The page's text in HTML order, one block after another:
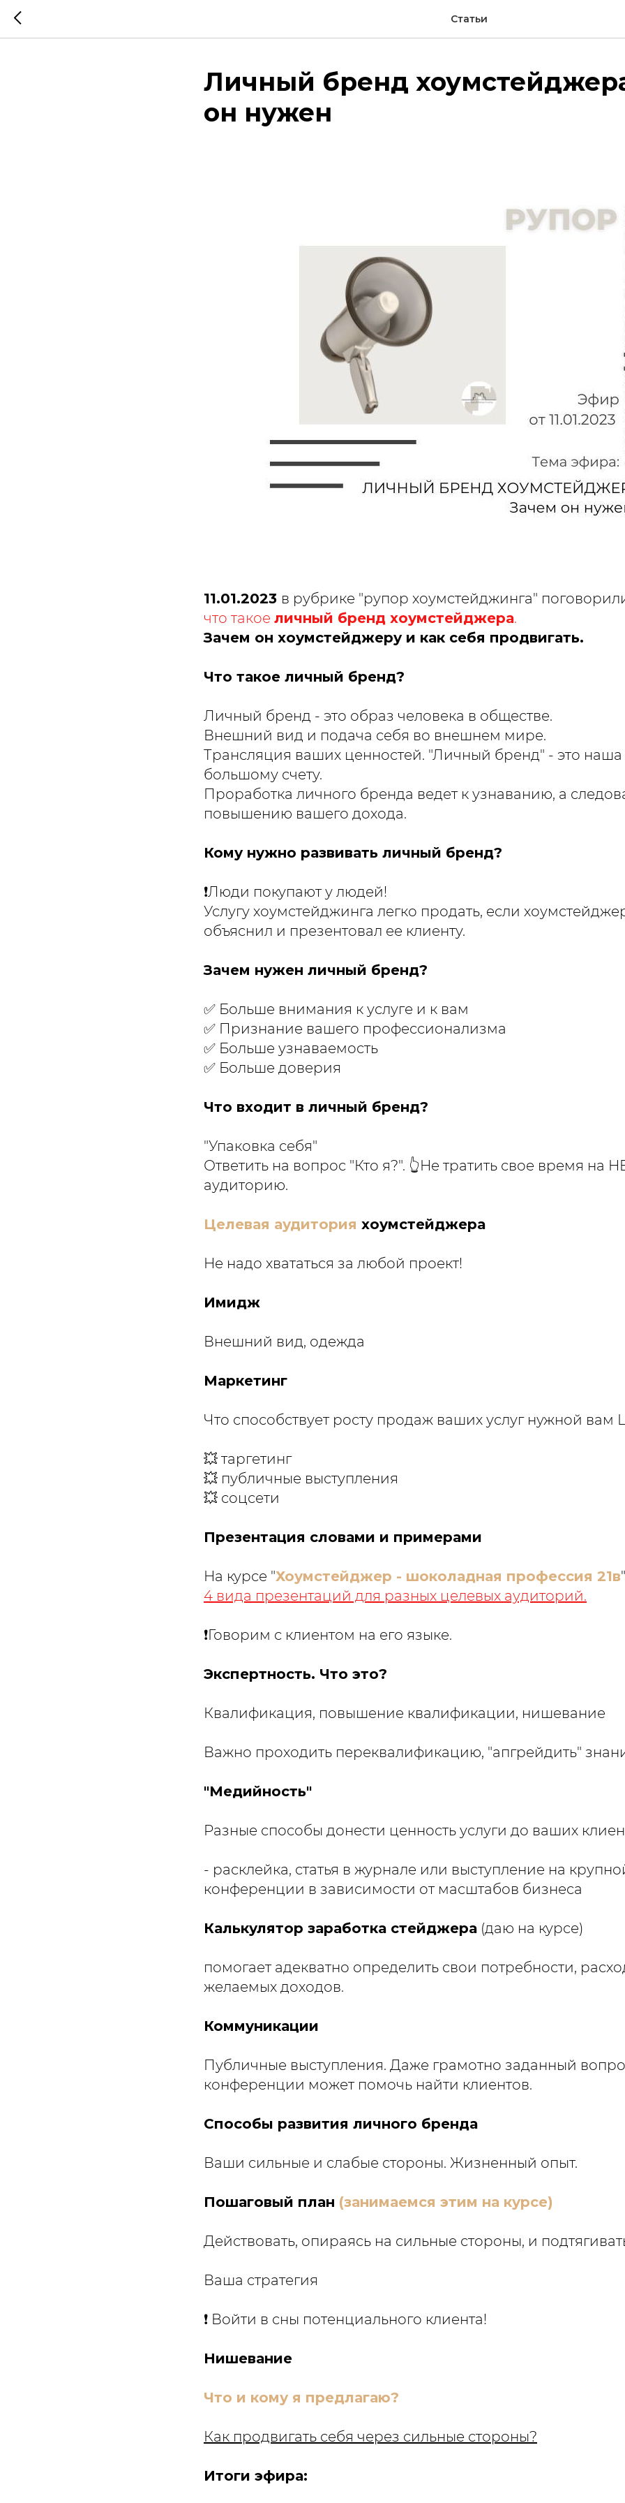
Статьи
Личный бренд
он нужен
11.01.2023 в рубрике "рупор хоумстейджинга"
что такое личный бренд хоумстейджера.
Зачем он хоумстейджеру и как себя продвигать.
Что такое личный бренд?
Личный бренд - это образ человека в обществе.
Внешний вид и подача себя во внешнем мире.
Трансляция ваших ценностей. "Личный бренд" - это наша
большому счету.
Проработка личного бренда ведет к узнаванию, а
повышению вашего дохода.
Кому нужно развивать личный бренд?
❗️Люди покупают у людей!
Услугу хоумстейджинга легко продать, если
объяснил и презентовал ее клиенту.
Зачем нужен личный бренд?
✅ Больше внимания к услуге и к вам
✅ Признание вашего профессионализма
✅ Больше узнаваемость
✅ Больше доверия
Что входит в личный бренд?
"Упаковка себя"
Ответить на вопрос "Кто я?". 👆Не тратить свое время
аудиторию.
Целевая аудитория хоумстейджера
Не надо хвататься за любой проект!
Имидж
Внешний вид, одежда
Маркетинг
Что способствует росту продаж ваших услуг нужной вам
💥 таргетинг
💥 публичные выступления
💥 соцсети
Презентация словами и примерами
На курсе "Хоумстейджер - шоколадная профессия 21в
4 вида презентаций для разных целевых аудиторий.
❗️Говорим с клиентом на его языке.
Экспертность. Что это?
Квалификация, повышение квалификации, нишевание
Важно проходить переквалификацию, "апгрейдить"
"Медийность"
Разные способы донести ценность услуги до ваших
- расклейка, статья в журнале или выступление на
конференции в зависимости от масштабов бизнеса
Калькулятор заработка стейджера (даю на курсе)
помогает адекватно определить свои потребности,
желаемых доходов.
Коммуникации
Публичные выступления. Даже грамотно заданный
конференции может помочь найти клиентов.
Способы развития личного бренда
Ваши сильные и слабые стороны. Жизненный опыт.
Пошаговый план (занимаемся этим на курсе)
Действовать, опираясь на сильные стороны, и
Ваша стратегия
❗️ Войти в сны потенциального клиента!
Нишевание
Что и кому я предлагаю?
Как продвигать себя через сильные стороны?
Итоги эфира: